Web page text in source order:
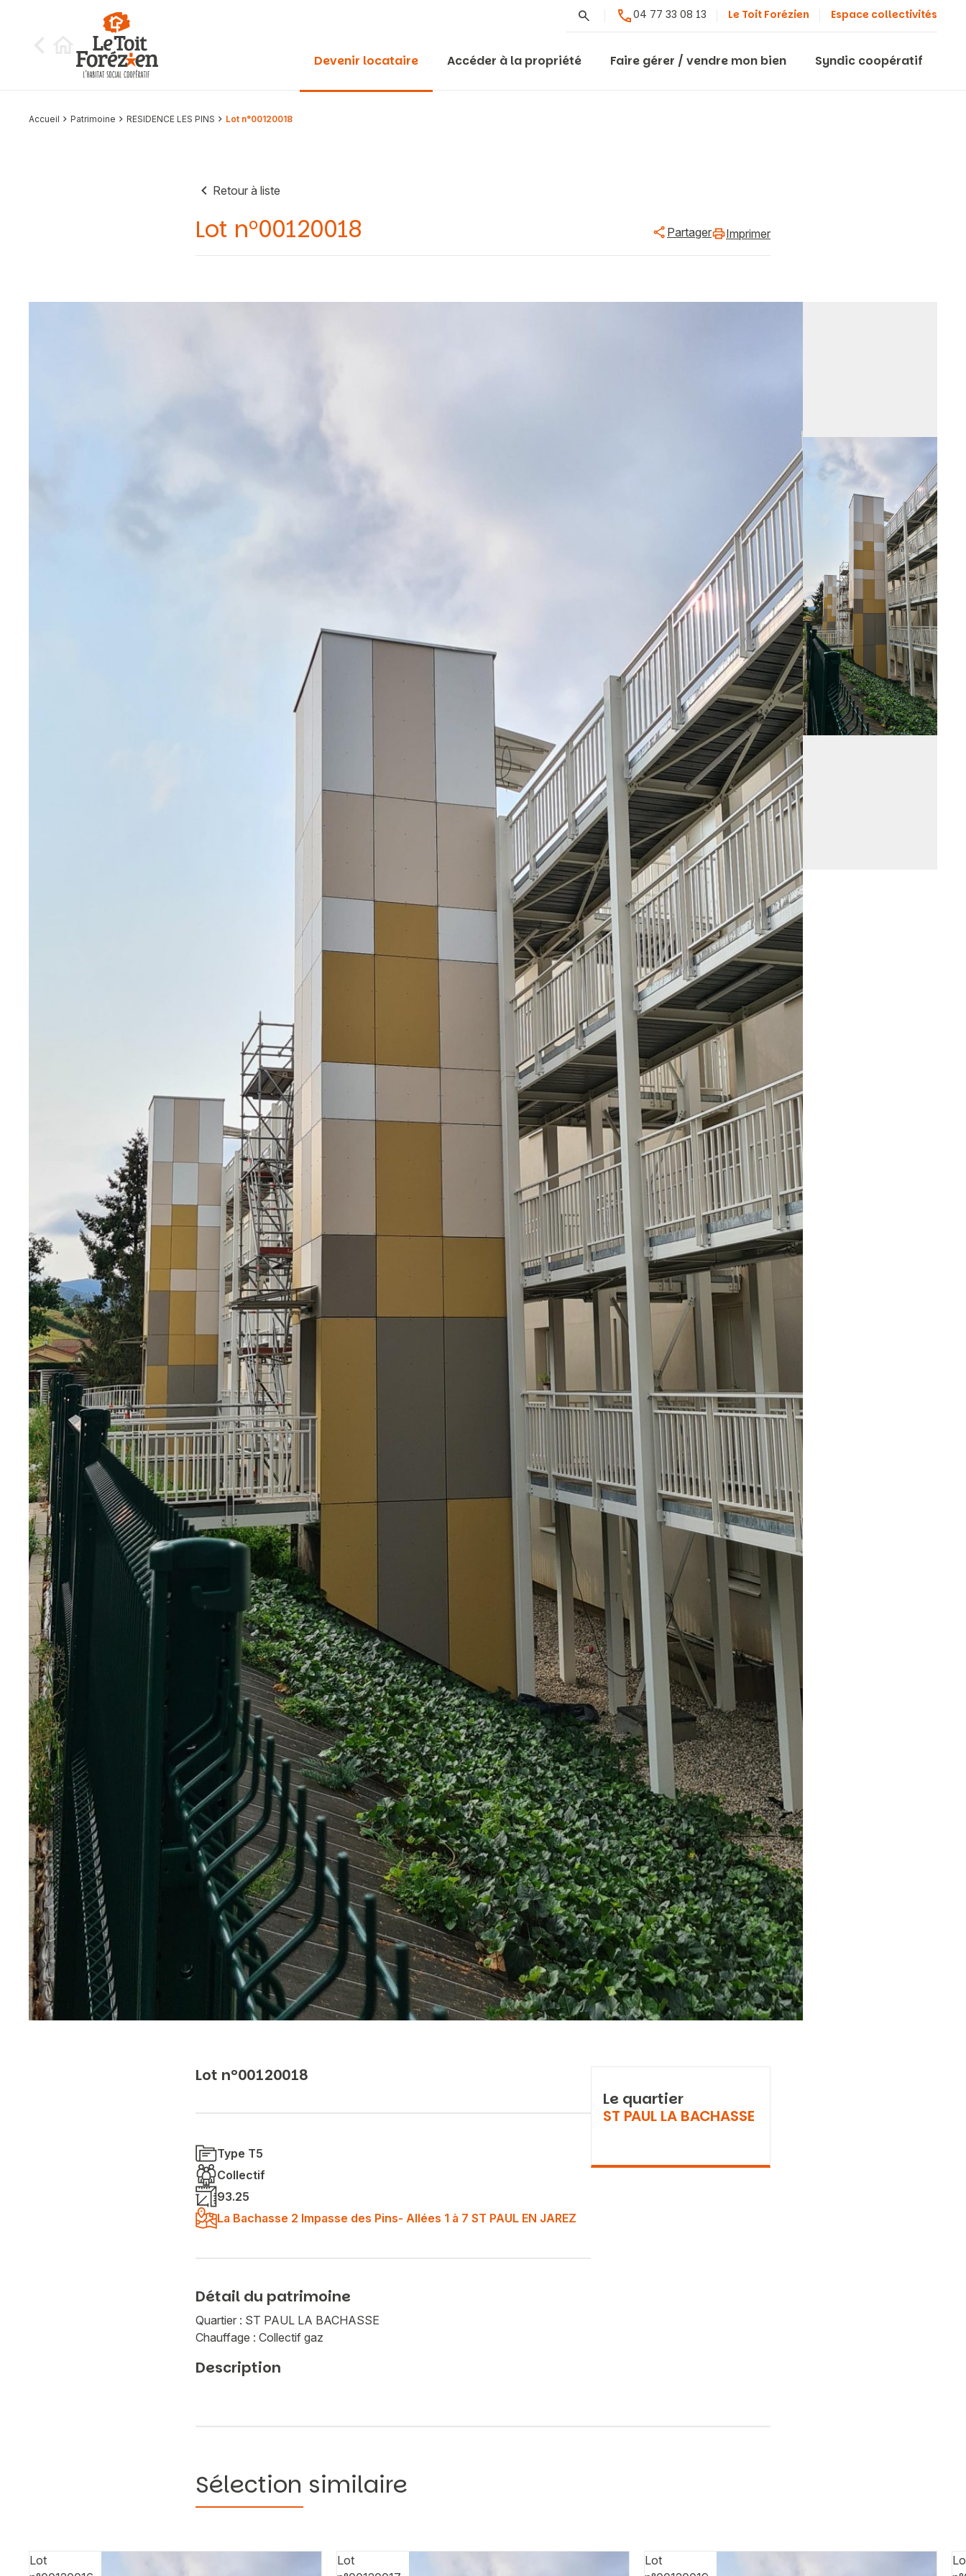
Rechercher04 77 33 08 13 Le Toit Forézien Espace collectivités
Devenir locataire Accéder à la propriété Faire gérer / vendre mon bien Syndic coopératif
Vous recherchez&nbsp;:
Rechercher
Accueil Patrimoine RESIDENCE LES PINS Lot n°00120018
Retour à liste
Lot n°00120018 Partager Imprimer
Lot n°00120018
Type T5
Collectif
93.25
La Bachasse 2 Impasse des Pins- Allées 1 à 7 ST PAUL EN JAREZ
Détail du patrimoine
Quartier : ST PAUL LA BACHASSE
Chauffage : Collectif gaz
Description
Le quartier
ST PAUL LA BACHASSE
Sélection similaire
Lot
Lot
Lot